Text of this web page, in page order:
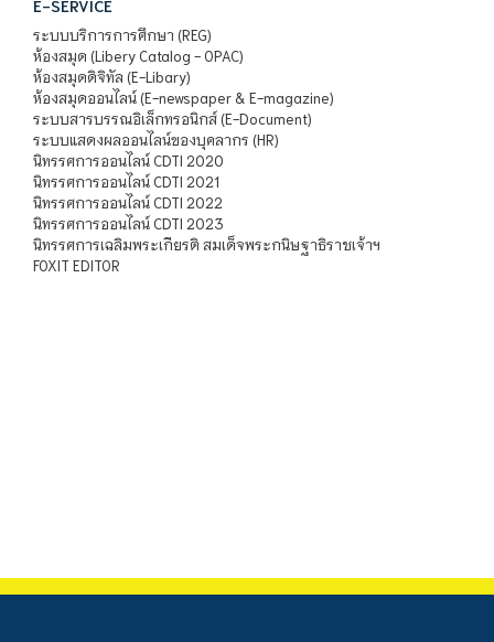
E-SERVICE
ระบบบริการการศึกษา (REG)
ห้องสมุด (Libery Catalog - OPAC)
ห้องสมุดดิจิทัล (E-Libary)
ห้องสมุดออนไลน์ (E-newspaper & E-magazine)
ระบบสารบรรณอิเล็กทรอนิกส์ (E-Document)
ระบบแสดงผลออนไลน์ของบุคลากร (HR)
นิทรรศการออนไลน์ CDTI 2020
นิทรรศการออนไลน์ CDTI 2021
นิทรรศการออนไลน์ CDTI 2022
นิทรรศการออนไลน์ CDTI 2023
นิทรรศการเฉลิมพระเกียรติ สมเด็จพระกนิษฐาธิราชเจ้าฯ
FOXIT EDITOR